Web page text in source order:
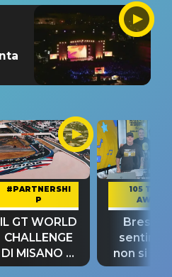
#PARTNERSHI
P
IL GT WORLD
CHALLENGE
DI MISANO si
riconferma
105 TAKE
AWAY
Bresh:
non si
fino alla